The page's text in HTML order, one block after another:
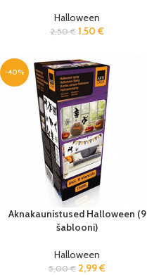
Halloween
2,50€ 1,50 €
-40%
Aknakaunistused Halloween (9
šablooni)
Halloween
5,00€ 2,99€